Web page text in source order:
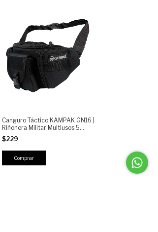
Canguro Táctico KAMPAK GN16 |
Riñonera Militar Multiusos 5
Compartimientos | Bolsa
Crossbody resistente para
outdoor, viaje y uso diario
$229